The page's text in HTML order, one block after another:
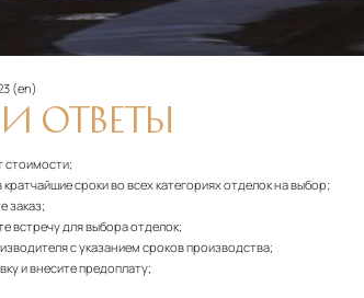
(en)‎
ОТВЕТЫ
стоимости;
сроки во всех категориях отделок на выбор;
заказ;
встречу для выбора отделок;
с указанием сроков производства;
и внесите предоплату;